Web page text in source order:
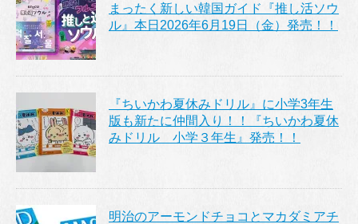
まったく新しい韓国ガイド『推し活ソウ
ル』本日2026年6月19日（金）発売！！
『ちいかわ夏休みドリル』に小学3年生
版も新たに仲間入り！！『ちいかわ夏休
みドリル 小学３年生』発売！！
明治のアーモンドチョコとマカダミアチ